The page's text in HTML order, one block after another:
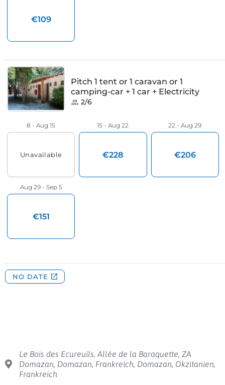
Le Bois des Ecureuils, Allée de la Baraquette, ZA
Domazan, Domazan, Frankreich, Domazan, Okzitanien,
Frankreich